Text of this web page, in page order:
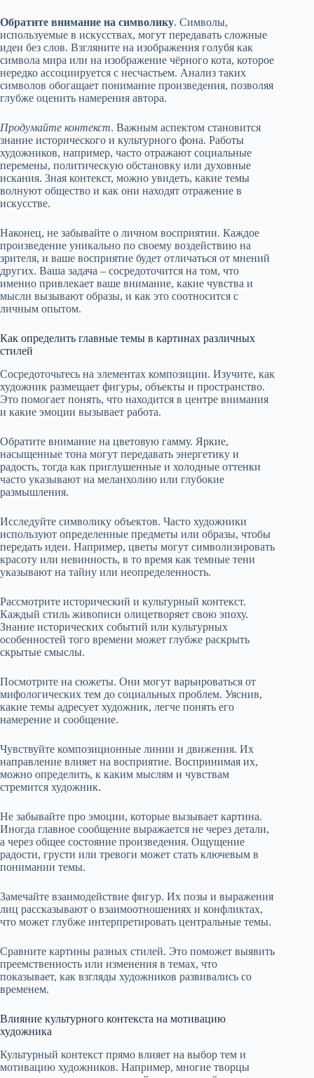
Обратите внимание на символику. Символы,
используемые в искусствах, могут передавать сложные
идеи без слов. Взгляните на изображения голубя как
символа мира или на изображение чёрного кота, которое
нередко ассоциируется с несчастьем. Анализ таких
символов обогащает понимание произведения, позволяя
глубже оценить намерения автора.
Продумайте контекст. Важным аспектом становится
знание исторического и культурного фона. Работы
художников, например, часто отражают социальные
перемены, политическую обстановку или духовные
искания. Зная контекст, можно увидеть, какие темы
волнуют общество и как они находят отражение в
искусстве.
Наконец, не забывайте о личном восприятии. Каждое
произведение уникально по своему воздействию на
зрителя, и ваше восприятие будет отличаться от мнений
других. Ваша задача – сосредоточится на том, что
именно привлекает ваше внимание, какие чувства и
мысли вызывают образы, и как это соотносится с
личным опытом.
Как определить главные темы в картинах различных
стилей
Сосредоточьтесь на элементах композиции. Изучите, как
художник размещает фигуры, объекты и пространство.
Это помогает понять, что находится в центре внимания
и какие эмоции вызывает работа.
Обратите внимание на цветовую гамму. Яркие,
насыщенные тона могут передавать энергетику и
радость, тогда как приглушенные и холодные оттенки
часто указывают на меланхолию или глубокие
размышления.
Исследуйте символику объектов. Часто художники
используют определенные предметы или образы, чтобы
передать идеи. Например, цветы могут символизировать
красоту или невинность, в то время как темные тени
указывают на тайну или неопределенность.
Рассмотрите исторический и культурный контекст.
Каждый стиль живописи олицетворяет свою эпоху.
Знание исторических событий или культурных
особенностей того времени может глубже раскрыть
скрытые смыслы.
Посмотрите на сюжеты. Они могут варьироваться от
мифологических тем до социальных проблем. Уяснив,
какие темы адресует художник, легче понять его
намерение и сообщение.
Чувствуйте композиционные линии и движения. Их
направление влияет на восприятие. Воспринимая их,
можно определить, к каким мыслям и чувствам
стремится художник.
Не забывайте про эмоции, которые вызывает картина.
Иногда главное сообщение выражается не через детали,
а через общее состояние произведения. Ощущение
радости, грусти или тревоги может стать ключевым в
понимании темы.
Замечайте взаимодействие фигур. Их позы и выражения
лиц рассказывают о взаимоотношениях и конфликтах,
что может глубже интерпретировать центральные темы.
Сравните картины разных стилей. Это поможет выявить
преемственность или изменения в темах, что
показывает, как взгляды художников развивались со
временем.
Влияние культурного контекста на мотивацию
художника
Культурный контекст прямо влияет на выбор тем и
мотивацию художников. Например, многие творцы